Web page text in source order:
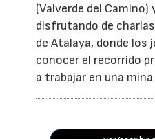
(Valverde del Camino)
disfrutando de
de Atalaya, donde los
conocer el recorrido
a trabajar en una